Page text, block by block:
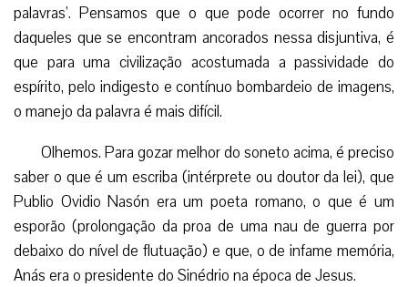
palavras’. Pensamos que o que pode ocorrer no fundo
daqueles que se encontram ancorados nessa disjuntiva, é
que para uma civilização acostumada a passividade do
espírito, pelo indigesto e contínuo bombardeio de imagens,
o manejo da palavra é mais difícil.
Olhemos. Para gozar melhor do soneto acima, é preciso
saber o que é um escriba (intérprete ou doutor da lei), que
Publio Ovidio Nasón era um poeta romano, o que é um
esporão (prolongação da proa de uma nau de guerra por
debaixo do nível de flutuação) e que, o de infame memória,
Anás era o presidente do Sinédrio na época de Jesus.